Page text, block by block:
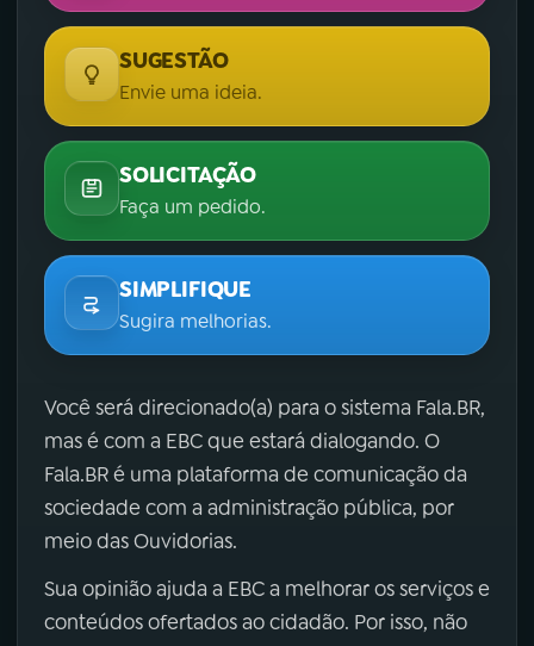
SUGESTÃO
Envie uma ideia.
SOLICITAÇÃO
Faça um pedido.
SIMPLIFIQUE
Sugira melhorias.
Você será direcionado(a) para o sistema Fala.BR,
mas é com a EBC que estará dialogando. O
Fala.BR é uma plataforma de comunicação da
sociedade com a administração pública, por
meio das Ouvidorias.
Sua opinião ajuda a EBC a melhorar os serviços e
conteúdos ofertados ao cidadão. Por isso, não